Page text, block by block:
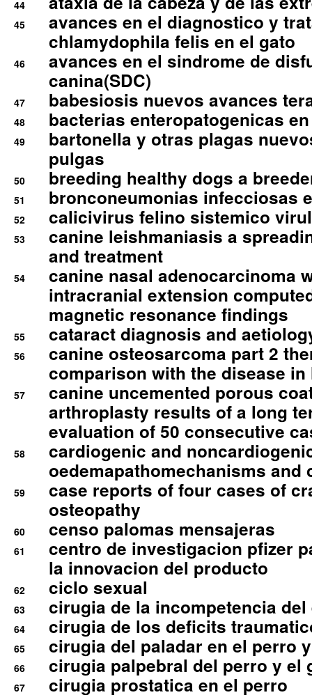
44
45
avances en el diagnostico y
chlamydophila felis en el gato
46
avances en el sindrome de
canina(SDC)
47 babesiosis nuevos avances
48 bacterias enteropatogenicas
49
bartonella y otras plagas
pulgas
50 breeding healthy dogs a
51 bronconeumonias infecciosas
52 calicivirus felino sistemico
53
canine leishmaniasis a
and treatment
54
canine nasal adenocarcinoma
intracranial extension
magnetic resonance findings
55 cataract diagnosis and
56
canine osteosarcoma part 2
comparison with the disease in
57
canine uncemented porous
arthroplasty results of a long
evaluation of 50 consecutive
58
cardiogenic and
oedemapathomechanisms and
59
case reports of four cases of
osteopathy
60 censo palomas mensajeras
61
centro de investigacion pfizer
la innovacion del producto
62 ciclo sexual
63 cirugia de la incompetencia
64 cirugia de los deficits
65 cirugia del paladar en el perro
66 cirugia palpebral del perro y el
67 cirugia prostatica en el perro